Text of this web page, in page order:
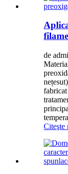
de
Citeşte